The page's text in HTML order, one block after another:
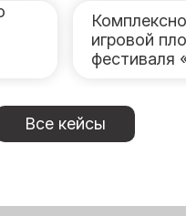
игровой
Все кейсы